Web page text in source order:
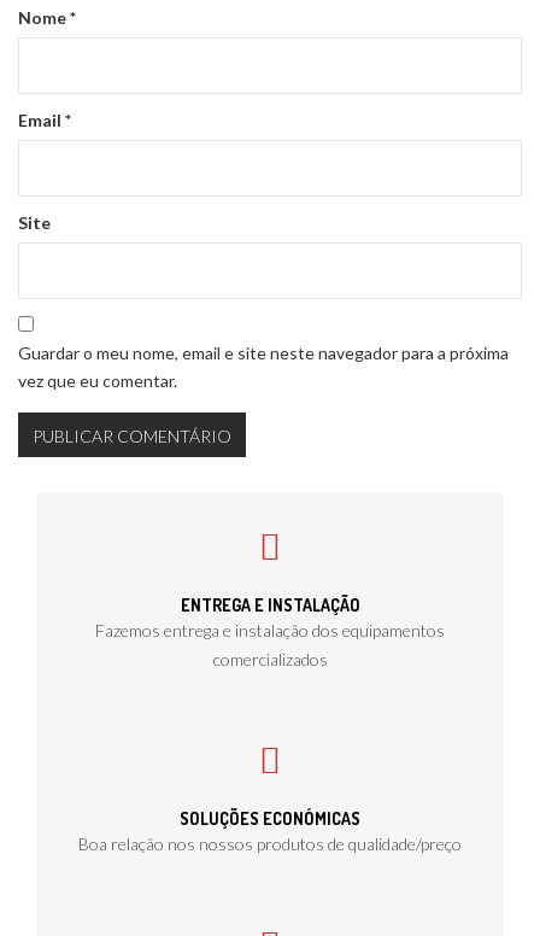
Nome*
Email *
Site
Guardar o meu nome, email e site neste navegador para a próxima
vez que eu comentar.
ENTREGA E INSTALAÇÃO
Fazemos entrega e instalação dos equipamentos
comercializados
SOLUÇÕES ECONÓMICAS
Boa relação nos nossos produtos de qualidade/preço